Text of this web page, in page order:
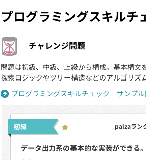
プログラミングスキルチ
チャレンジ問題
問題は初級、中級、上級から構成。基本構文
探索ロジックやツリー構造などのアルゴリズ
プログラミングスキルチェック サンプル
paizaラン
データ出力系の基本的な実装ができる。